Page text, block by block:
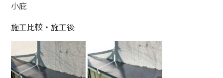
小庇
施工比較・施工後